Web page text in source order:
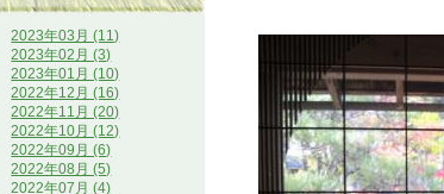
2023年03月 (11)
2023年02月 (3)
2023年01月 (10)
2022年12月 (16)
2022年11月 (20)
2022年10月 (12)
2022年09月 (6)
2022年08月 (5)
2022年07月 (4)